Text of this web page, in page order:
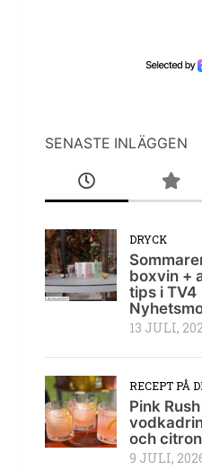
SENASTE INLÄGGEN
DRYCK
boxvin +
tips i TV4
13 JULI,
RECEPT PÅ
Pink
och citron
9 JULI,